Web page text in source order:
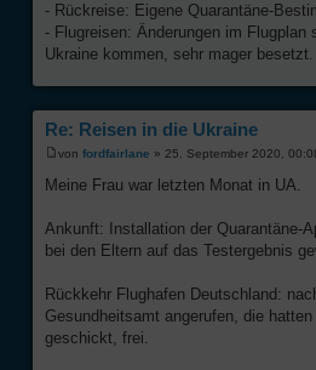
- Rückreise: Eigene Quarantäne-
- Flugreisen: Änderungen im
Ukraine kommen, sehr mager besetzt.
Re: Reisen in die Ukraine
von fordfairlane » 25. September 2020,
Meine Frau war letzten Monat in UA.
Ankunft: Installation der Quarantäne-
bei den Eltern auf das Testergebnis
Rückkehr Flughafen Deutschland:
Gesundheitsamt angerufen, die
geschickt, frei.